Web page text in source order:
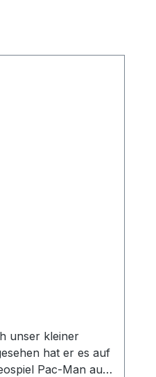
hat er es auf
Pac-Man aus